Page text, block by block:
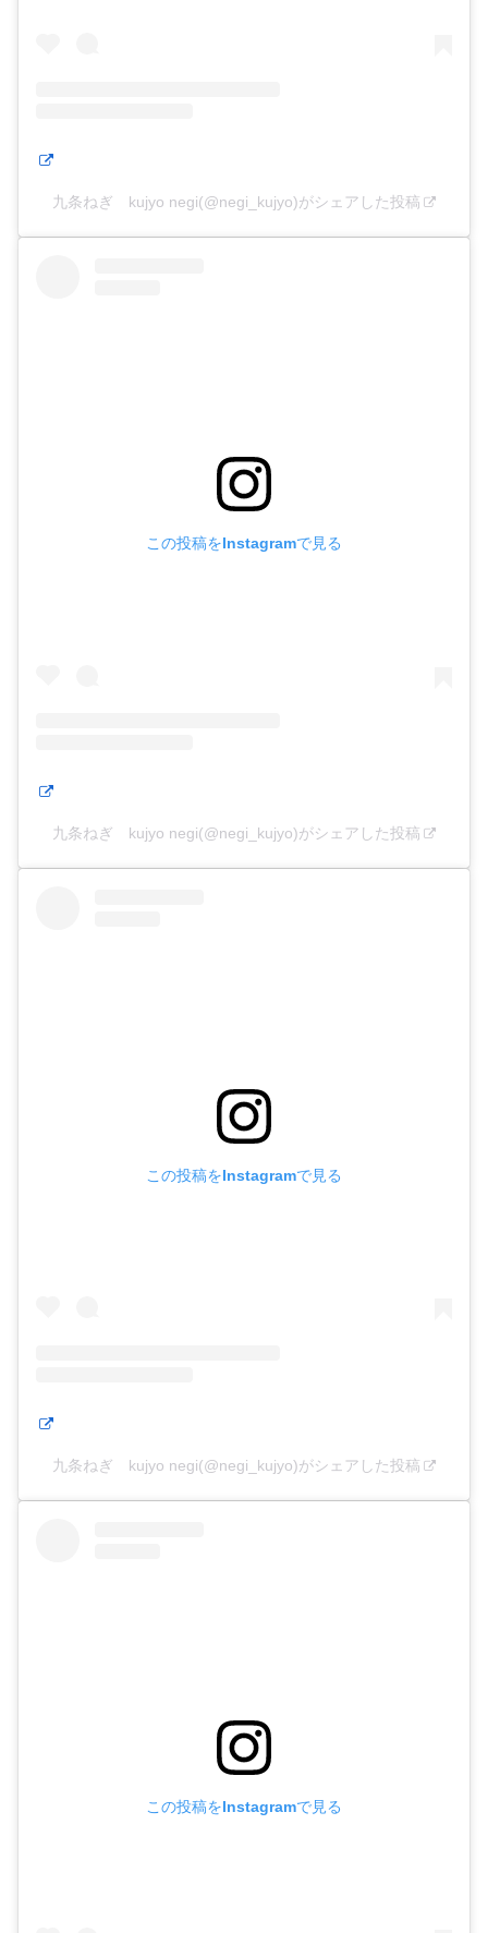
九条ねぎ kujyo negi(@negi_kujyo)がシェアした投稿
この投稿をInstagramで見る
九条ねぎ kujyo negi(@negi_kujyo)がシェアした投稿
この投稿をInstagramで見る
九条ねぎ kujyo negi(@negi_kujyo)がシェアした投稿
この投稿をInstagramで見る